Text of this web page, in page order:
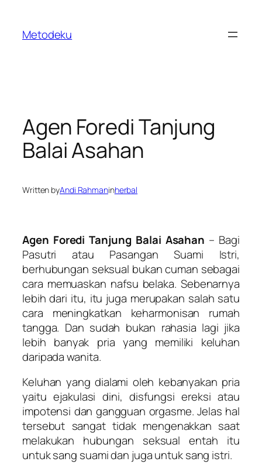
content
Metodeku
Agen Foredi Tanjung
Balai Asahan
Written byAndi Rahmaninherbal
Agen Foredi Tanjung Balai Asahan – Bagi
Pasutri atau Pasangan Suami Istri,
berhubungan seksual bukan cuman sebagai
cara memuaskan nafsu belaka. Sebenarnya
lebih dari itu, itu juga merupakan salah satu
cara meningkatkan keharmonisan rumah
tangga. Dan sudah bukan rahasia lagi jika
lebih banyak pria yang memiliki keluhan
daripada wanita.
Keluhan yang dialami oleh kebanyakan pria
yaitu ejakulasi dini, disfungsi ereksi atau
impotensi dan gangguan orgasme. Jelas hal
tersebut sangat tidak mengenakkan saat
melakukan hubungan seksual entah itu
untuk sang suami dan juga untuk sang istri.